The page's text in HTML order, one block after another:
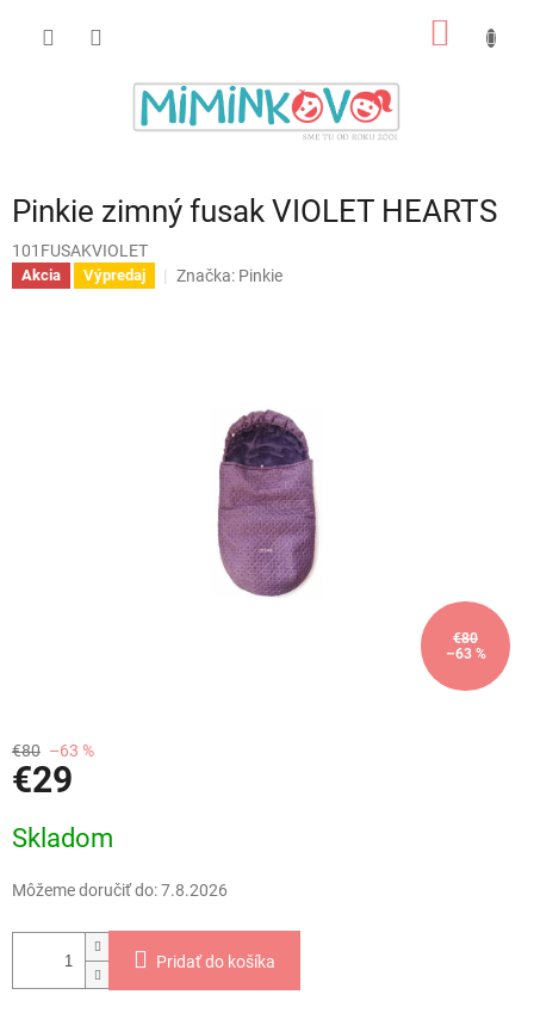
Pinkie zimný fusak VIOLET HEARTS
101FUSAKVIOLET
Akcia Výpredaj Značka: Pinkie
€80
–63 %
€80 –63 %
€29
cena:
Skladom
Môžeme doručiť do:7.8.2026
Pridať do košíka